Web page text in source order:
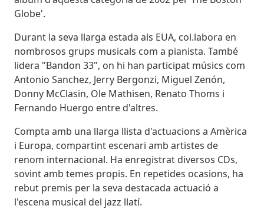
Globe'.
Durant la seva llarga estada als EUA, col.labora en
nombrosos grups musicals com a pianista. També
lidera "Bandon 33", on hi han participat músics com
Antonio Sanchez, Jerry Bergonzi, Miguel Zenón,
Donny McClasin, Ole Mathisen, Renato Thoms i
Fernando Huergo entre d'altres.
Compta amb una llarga llista d'actuacions a Amèrica
i Europa, compartint escenari amb artistes de
renom internacional. Ha enregistrat diversos CDs,
sovint amb temes propis. En repetides ocasions, ha
rebut premis per la seva destacada actuació a
l'escena musical del jazz llatí.